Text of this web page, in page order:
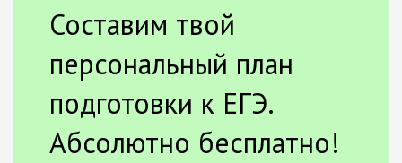
Составим твой
персональный план
подготовки к ЕГЭ.
Абсолютно бесплатно!